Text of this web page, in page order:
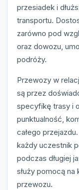
przesiadek i
transportu.
zarówno pod
oraz dowozu,
podróży.
Przewozy w
są przez
specyfikę trasy i
punktualność,
całego
każdy uczestnik
podczas długiej
służy pomocą
przewozu.